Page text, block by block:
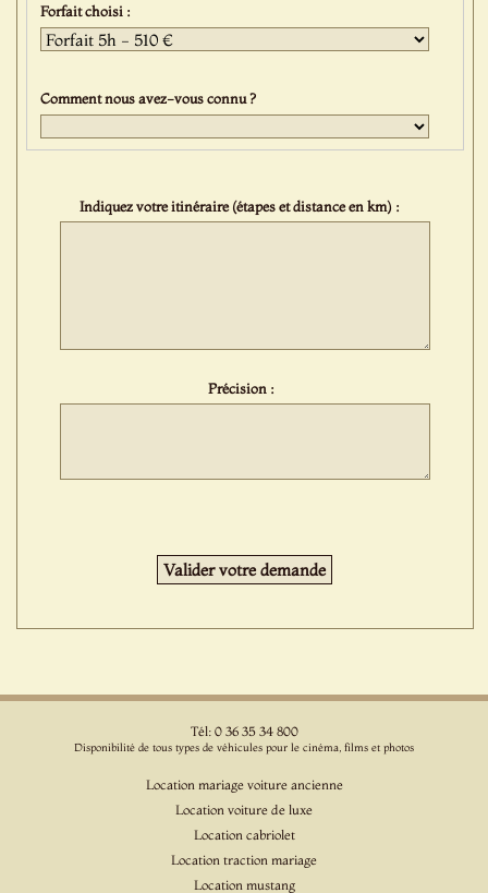
Forfait choisi :
Comment nous avez-vous connu ?
Indiquez votre itinéraire (étapes et distance en km) :
Précision :
Tél: 0 36 35 34 800
Disponibilité de tous types de véhicules pour le cinéma, films et photos
Location mariage voiture ancienne
Location voiture de luxe
Location cabriolet
Location traction mariage
Location mustang